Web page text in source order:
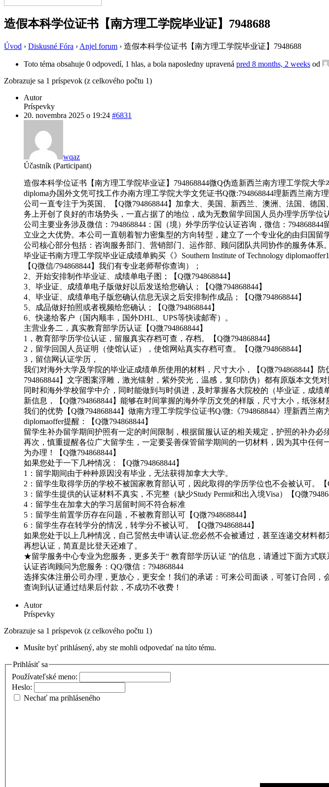
造假本科学位证书【南方理工学院毕业证】7948688
Úvod › Diskusné Fóra › Anjel forum › 造假本科学位证书【南方理工学院毕业证】7948688
Toto téma obsahuje 0 odpovedí, 1 hlas, a bola naposledny upravená pred 8 months, 2 weeks od
Zobrazuje sa 1 príspevok (z celkového počtu 1)
Autor
Príspevky
20. novembra 2025 o 19:24 #6831
wqaz
Účastník (Participant)
造假本科学位证书【南方理工学院毕业证】794868844微Q伪造新西兰南方理工学院大
diploma办国外文凭可找工作办南方理工学院大学文凭证书Q微:794868844理新西兰南方
公司一直专注于为英国、【Q微794868844】加拿大、美国、新西兰、澳洲、法国、德
务上开创了良好的市场势头，一直占据了的地位，成为无数留学回国人员办理学历学位认
公司主要业务涉及微信：794868844：国（境）外学历学位认证咨询，微信：
立业之大优势。本公司一直朝着智力密集型的方向转型，建立了一个专业化的由归国留
公司核心部分包括：咨询服务部门、营销部门、运作部、顾问团队共同协作的服务体系
毕业证书南方理工学院毕业证成绩单购买《》Southern Institute of Technology
【Q微信/794868844】我们有专业老师帮你查询）；
2、开始安排制作毕业证、成绩单电子图；【Q微794868844】
3、毕业证、成绩单电子版做好以后发送给您确认；【Q微794868844】
4、毕业证、成绩单电子版您确认信息无误之后安排制作成品；【Q微794868844】
5、成品做好拍照或者视频给您确认；【Q微794868844】
6、快递给客户（国内顺丰，国外DHL、UPS等快读邮寄）。
主营业务二，真实教育部学历认证【Q微794868844】
1，教育部学历学位认证，留服真实存档可查，存档。【Q微794868844】
2，留学回国人员证明（使馆认证），使馆网站真实存档可查。【Q微794868844】
3，留信网认证学历，
我们对海外大学及学院的毕业证成绩单所使用的材料，尺寸大小，【Q微794868844】
794868844】文字图案浮雕，激光镭射，紫外荧光，温感，复印防伪）都有原版本文凭
同时和海外学校留学中介，同时能做到与时俱进，及时掌握各大院校的（毕业证，成
新信息，【Q微794868844】能够在时间掌握的海外学历文凭的样版，尺寸大小，纸张
我们的优势【Q微794868844】做南方理工学院学位证书Q/微:《794868844》理新西兰
diplomaoffer提醒：【Q微794868844】
留学生补办留学期间护照有一定的时间限制，根据留服认证的相关规定，护照的补办必
再次，慎重提醒各位广大留学生，一定要妥善保管留学期间的一切材料，因为其中任
为办理！【Q微794868844】
如果您处于一下几种情况：【Q微794868844】
1：留学期间由于种种原因没有毕业，无法获得加拿大大学。
2：留学生取得学历的学校不被国家教育部认可，因此取得的学历学位也不会被认可。【
3：留学生提供的认证材料不真实，不完整（缺少Study Permit和出入境Visa）【Q微
4：留学生在加拿大的学习居留时间不符合标准
5：留学生前置学历存在问题，不被教育部认可【Q微794868844】
6：留学生存在转学分的情况，转学分不被认可。【Q微794868844】
如果您处于以上几种情况，自己贸然去申请认证,您必然不会被通过，甚至连递交材料
再想认证，简直是比登天还难了。
★留学服务中心专业为您服务，更多关于“ 教育部学历认证 ”的信息，请通过下面方式联
认证咨询顾问为您服务：QQ/微信：794868844
选择实体注册公司办理，更放心，更安全！我们的承诺：可来公司面谈，可签订合同
查询到认证通过结果后付款，不成功不收费！
Autor
Príspevky
Zobrazuje sa 1 príspevok (z celkového počtu 1)
Musíte byť prihlásený, aby ste mohli odpovedať na túto tému.
Prihlásiť sa
Používateľské meno:
Heslo:
Nechať ma prihláseného